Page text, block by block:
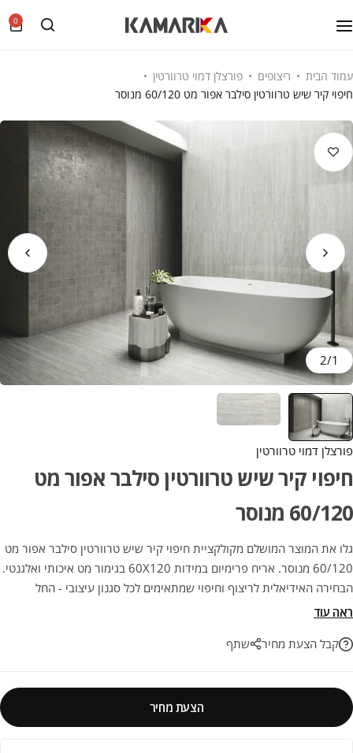
0
עמוד הבית ריצופים
פורצלן דמוי טרוורטין
חיפוי קיר שיש טרוורטין סילבר אפור מט 60/120 מנוסר
1
/
2
פורצלן דמוי טרוורטין
חיפוי קיר שיש טרוורטין סילבר אפור מט
60/120 מנוסר
גלו את המוצר המושלם מקולקציית חיפוי קיר שיש טרוורטין סילבר אפור מט
60/120 מנוסר. אריח פרימיום במידות 60X120 בגימור מט איכותי ואלגנטי.
הבחירה האידיאלית לריצוף וחיפוי שמתאימים לכל סגנון עיצובי - החל
ממראה אורבני נקי ועד לעיצוב כפרי עדין. השילוב המושלם בין אסתטיקה
ראה עוד
קבל הצעת מחיר
שתף
הצעת מחיר